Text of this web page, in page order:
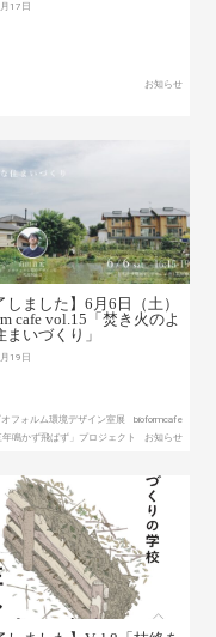
17日
お知らせ
しました】6月6日（土）
cafe vol.15「焚き火のよ
まいづくり」
19日
オフォルム環境デザイン室展
bioformcafe
年鳴かず飛ばず」プロジェクト
お知らせ